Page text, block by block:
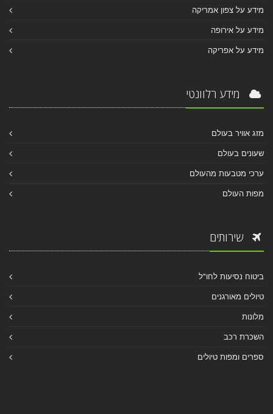
מידע על צפון אמריקה
מידע על אירופה
מידע על אפריקה
מידע רלוונטי
מזג אוויר בעולם
שעונים בעולם
ערכי מטבעות מהעולם
מפות העולם
שירותים
ביטוח נסיעות לחו"ל
טיולים מאורגנים
מלונות
השכרת רכב
ספרים ומפות טיולים